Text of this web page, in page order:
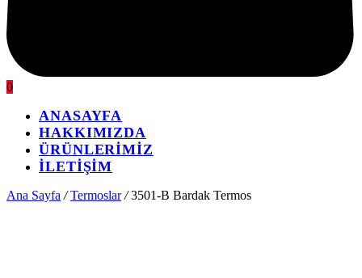
0
ANASAYFA
HAKKIMIZDA
ÜRÜNLERİMİZ
İLETİŞİM
Ana Sayfa / Termoslar /3501-B Bardak Termos